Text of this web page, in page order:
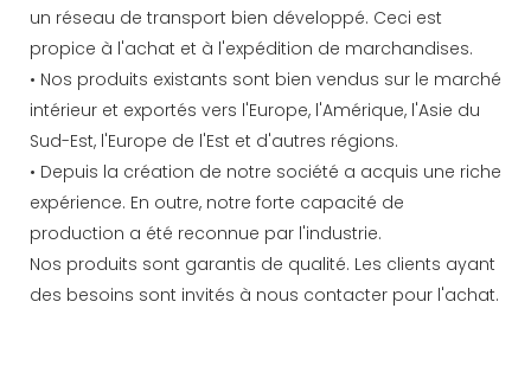
un réseau de transport bien développé. Ceci est
propice à l'achat et à l'expédition de marchandises.
• Nos produits existants sont bien vendus sur le marché
intérieur et exportés vers l'Europe, l'Amérique, l'Asie du
Sud-Est, l'Europe de l'Est et d'autres régions.
• Depuis la création de notre société a acquis une riche
expérience. En outre, notre forte capacité de
production a été reconnue par l'industrie.
Nos produits sont garantis de qualité. Les clients ayant
des besoins sont invités à nous contacter pour l'achat.